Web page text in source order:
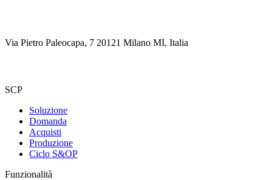
Via Pietro Paleocapa, 7 20121 Milano MI, Italia
SCP
Soluzione
Domanda
Acquisti
Produzione
Ciclo S&OP
Funzionalità